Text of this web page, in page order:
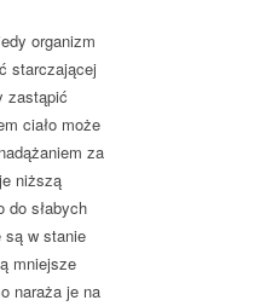
organizm
starczającej
zastąpić
ciało może
za
niższą
do słabych
w stanie
mniejsze
naraża je na